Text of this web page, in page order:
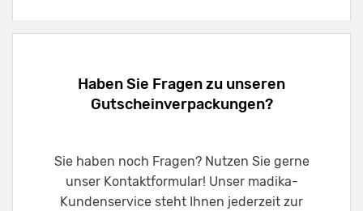
Haben Sie Fragen zu unseren
Gutscheinverpackungen?
Sie haben noch Fragen? Nutzen Sie gerne
unser Kontaktformular! Unser madika-
Kundenservice steht Ihnen jederzeit zur